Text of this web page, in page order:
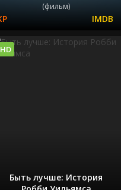
(фильм)
Быть лучше: История
HD